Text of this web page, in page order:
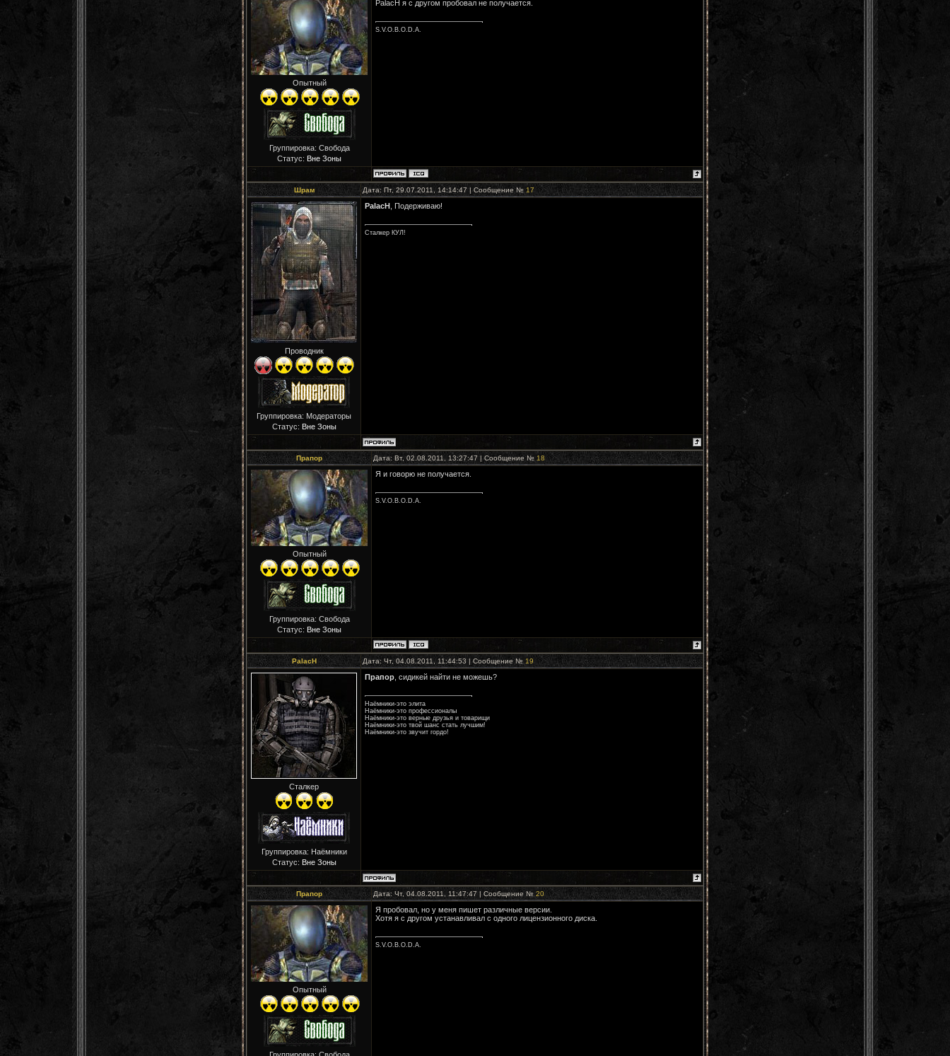
Опытный
Группировка: Свобода
Статус: Вне Зоны
PalacH я с другом пробовал не получается.
S.V.O.B.O.D.A.
Шрам Дата: Пт, 29.07.2011, 14:14:47 | Сообщение № 17
Проводник
Группировка: Модераторы
Статус: Вне Зоны
PalacH , Подерживаю!
Сталкер КУЛ!
Прапор Дата: Вт, 02.08.2011, 13:27:47 | Сообщение № 18
Опытный
Группировка: Свобода
Статус: Вне Зоны
Я и говорю не получается.
S.V.O.B.O.D.A.
PalacH Дата: Чт, 04.08.2011, 11:44:53 | Сообщение № 19
Сталкер
Группировка: Наёмники
Статус: Вне Зоны
Прапор , сидикей найти не можешь?
Наёмники-это элита
Наёмники-это профессионалы
Наёмники-это верные друзья и товарищи
Наёмники-это твой шанс стать лучшим!
Наёмники-это звучит гордо!
Прапор Дата: Чт, 04.08.2011, 11:47:47 | Сообщение № 20
Опытный
Я пробовал, но у меня пишет различные версии.
Хотя я с другом устанавливал с одного лицензионного диска.
S.V.O.B.O.D.A.